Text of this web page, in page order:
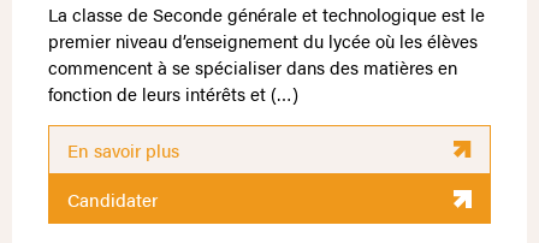
La classe de Seconde générale et technologique est le
premier niveau d’enseignement du lycée où les élèves
commencent à se spécialiser dans des matières en
fonction de leurs intérêts et (…)
En savoir plus
Candidater